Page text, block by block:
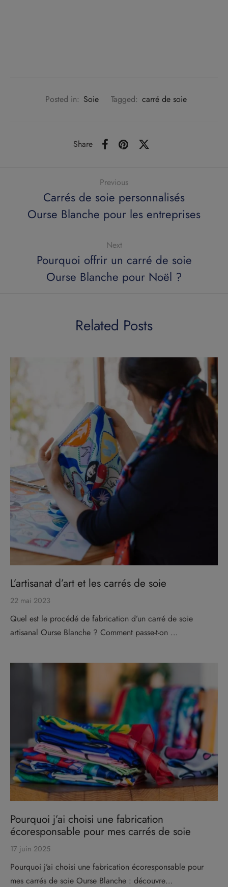
Posted in: Soie Tagged: carré de soie
Share
Previous
Carrés de soie personnalisés
Ourse Blanche pour les entreprises
Next
Pourquoi offrir un carré de soie
Ourse Blanche pour Noël ?
Related Posts
L’artisanat d’art et les carrés de soie
22 mai 2023
Quel est le procédé de fabrication d’un carré de soie
artisanal Ourse Blanche ? Comment passe-t-on …
Pourquoi j’ai choisi une fabrication
écoresponsable pour mes carrés de soie
17 juin 2025
Pourquoi j’ai choisi une fabrication écoresponsable pour
mes carrés de soie Ourse Blanche : découvre…